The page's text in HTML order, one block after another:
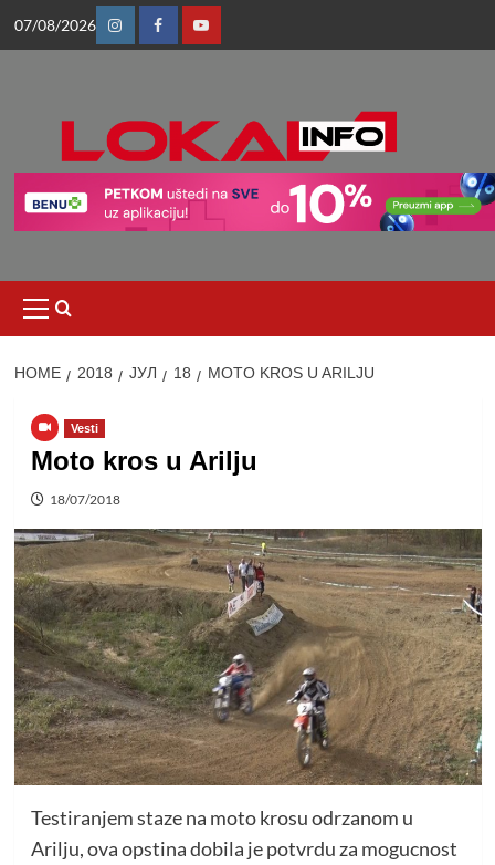
07/08/2026
InstagramFacebookYoutube
Menu
HOME 2018 ЈУЛ 18 MOTO KROS U ARILJU
Vesti
Moto kros u Arilju
18/07/2018
Testiranjem staze na moto krosu odrzanom u
Arilju, ova opstina dobila je potvrdu za mogucnost